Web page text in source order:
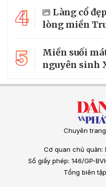
4
Làng cổ
lòng miền
5
Miền suối
nguyên sinh
Chuyên
Cơ quan chủ quản:
Số giấy phép: 146/GP-
Tổng biên